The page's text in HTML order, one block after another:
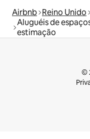
Airbnb Reino Unido
Aluguéis de
estimação
©